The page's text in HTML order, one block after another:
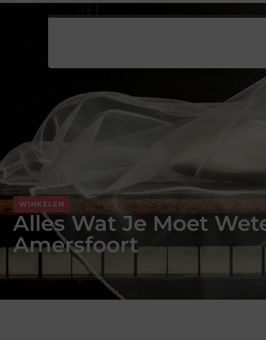
WINKELEN
Alles Wat Je Moet
Amersfoort